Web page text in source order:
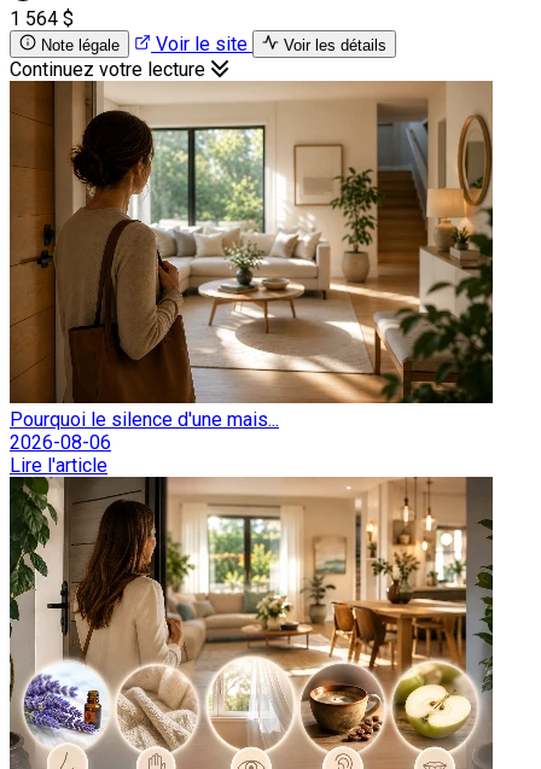
1 564 $
Note légale Voir le site Voir les détails
Continuez votre lecture
Pourquoi le silence d'une mais...
2026-08-06
Lire l'article